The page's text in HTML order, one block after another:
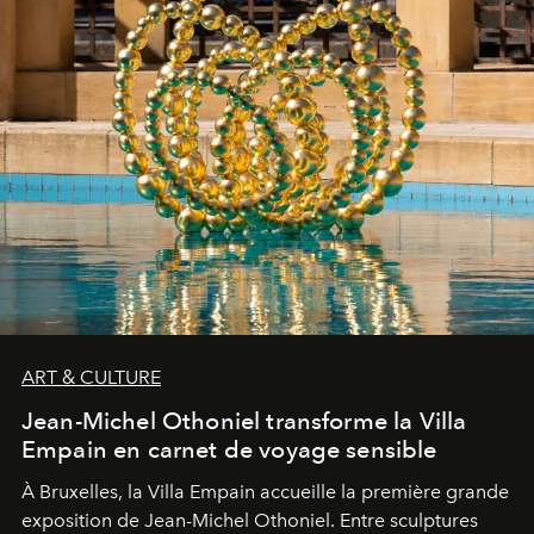
ART & CULTURE
Jean-Michel Othoniel transforme la Villa
Empain en carnet de voyage sensible
À Bruxelles, la Villa Empain accueille la première grande
exposition de Jean-Michel Othoniel. Entre sculptures